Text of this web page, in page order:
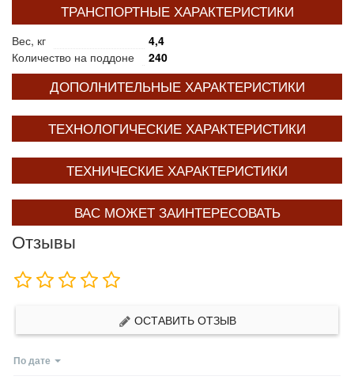
ТРАНСПОРТНЫЕ ХАРАКТЕРИСТИКИ
Вес, кг
4,4
Количество на поддоне
240
ДОПОЛНИТЕЛЬНЫЕ ХАРАКТЕРИСТИКИ
ТЕХНОЛОГИЧЕСКИЕ ХАРАКТЕРИСТИКИ
ТЕХНИЧЕСКИЕ ХАРАКТЕРИСТИКИ
ВАС МОЖЕТ ЗАИНТЕРЕСОВАТЬ
Отзывы
ОСТАВИТЬ ОТЗЫВ
По дате